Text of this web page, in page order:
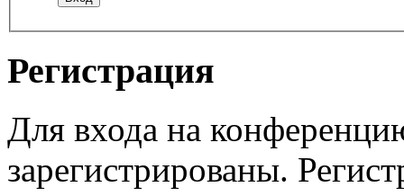
Регистрация
Для входа на
зарегистрированы.